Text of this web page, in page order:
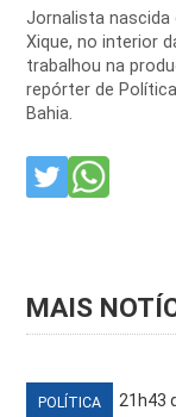
Jornalista nascida
Xique, no interior
trabalhou na
repórter de
Bahia.
MAIS
POLÍTICA 21h43